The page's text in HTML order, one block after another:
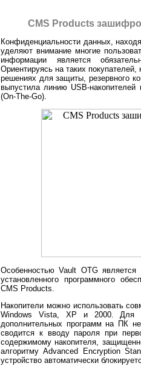
CMS Products
Конфиденциальности данных,
уделяют внимание многие
информации является
Ориентируясь на таких
решениях для защиты, резервного
выпустила линию USB-
(On-The-Go).
Особенностью Vault OTG является
установленного программного
CMS Products.
Накопители можно использовать
Windows Vista, XP и 2000. Для
дополнительных программ на ПК не
сводится к вводу пароля при
содержимому накопителя,
алгоритму Advanced Encryption
устройство автоматически